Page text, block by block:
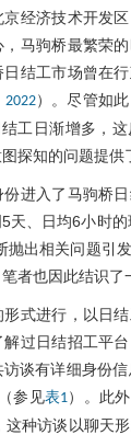
经济技术开发
马驹桥最繁荣
结工市场曾在
2022）。尽管如
结工日渐增多，
探知的问题提供
进入了马驹桥
天、日均6小时
抛出相关问题引
者也因此结识了
式进行，以日
过日结招工平
谈有详细身份
参见表1）。此
这种访谈以聊天